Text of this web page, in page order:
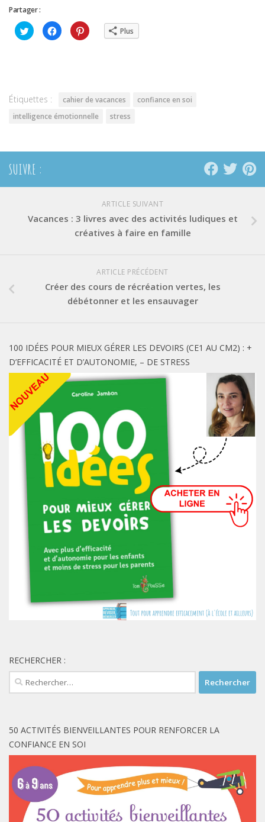
Partager :
Cliquez
pour
partager
Cliquez
pour
partager
Cliquez
pour Plus
Étiquettes : cahier de vacances
confiance en soi
intelligence émotionnelle
stress
SUIVRE :
ARTICLE SUIVANT
Vacances : 3 livres avec des activités ludiques et
créatives à faire en famille
ARTICLE PRÉCÉDENT
Créer des cours de récréation vertes, les
débétonner et les ensauvager
100 IDÉES POUR MIEUX GÉRER LES DEVOIRS (CE1 AU CM2) : +
D’EFFICACITÉ ET D’AUTONOMIE, – DE STRESS
RECHERCHER :
Rechercher :
50 ACTIVITÉS BIENVEILLANTES POUR RENFORCER LA
CONFIANCE EN SOI